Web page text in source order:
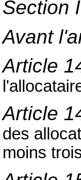
Section
Avant
Article
Article
des
moins